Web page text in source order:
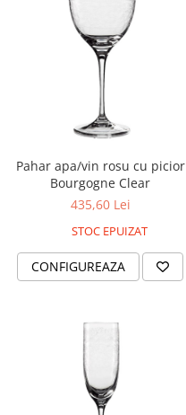
Pahar apa/vin rosu cu picior
Bourgogne Clear
435,60 Lei
STOC EPUIZAT
CONFIGUREAZA